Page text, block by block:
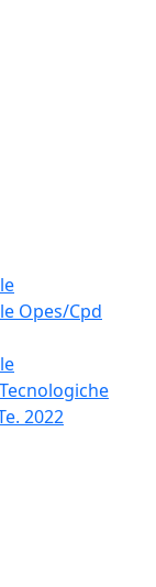
Opes/Cpd
2022